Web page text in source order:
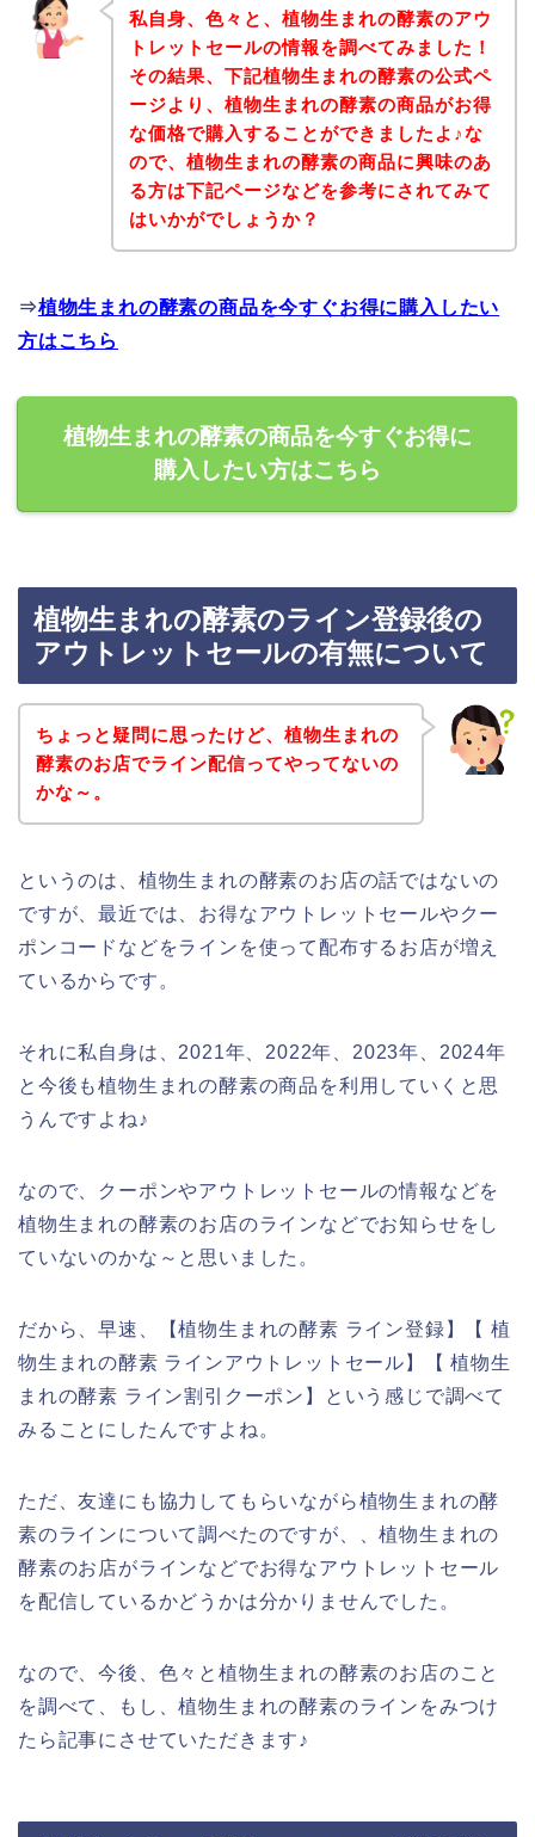
私自身、色々と、植物生まれの酵素のアウ
トレットセールの情報を調べてみました！
その結果、下記植物生まれの酵素の公式ペ
ージより、植物生まれの酵素の商品がお得
な価格で購入することができましたよ♪な
ので、植物生まれの酵素の商品に興味のあ
る方は下記ページなどを参考にされてみて
はいかがでしょうか？
⇒植物生まれの酵素の商品を今すぐお得に購入したい
方はこちら
植物生まれの酵素の商品を今すぐお得に
購入したい方はこちら
植物生まれの酵素のライン登録後の
アウトレットセールの有無について
ちょっと疑問に思ったけど、植物生まれの
酵素のお店でライン配信ってやってないの
かな～。
というのは、植物生まれの酵素のお店の話ではないの
ですが、最近では、お得なアウトレットセールやクー
ポンコードなどをラインを使って配布するお店が増え
ているからです。
それに私自身は、2021年、2022年、2023年、2024年
と今後も植物生まれの酵素の商品を利用していくと思
うんですよね♪
なので、クーポンやアウトレットセールの情報などを
植物生まれの酵素のお店のラインなどでお知らせをし
ていないのかな～と思いました。
だから、早速、【植物生まれの酵素 ライン登録】【 植
物生まれの酵素 ラインアウトレットセール】【 植物生
まれの酵素 ライン割引クーポン】という感じで調べて
みることにしたんですよね。
ただ、友達にも協力してもらいながら植物生まれの酵
素のラインについて調べたのですが、、植物生まれの
酵素のお店がラインなどでお得なアウトレットセール
を配信しているかどうかは分かりませんでした。
なので、今後、色々と植物生まれの酵素のお店のこと
を調べて、もし、植物生まれの酵素のラインをみつけ
たら記事にさせていただきます♪